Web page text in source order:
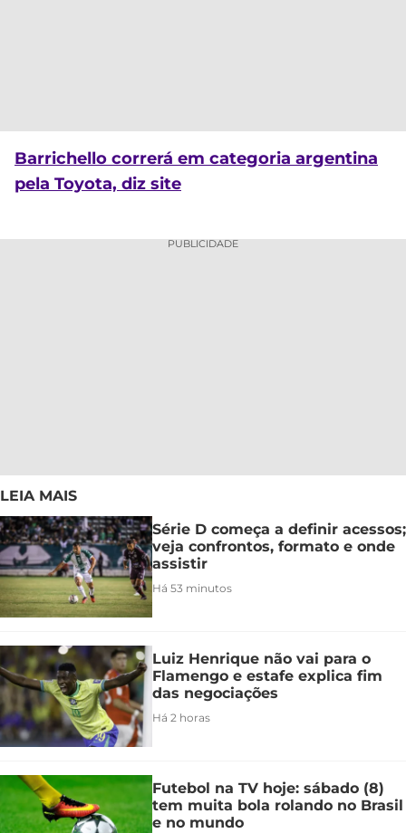
Barrichello correrá em categoria argentina
pela Toyota, diz site
PUBLICIDADE
LEIA MAIS
Série D começa a definir acessos;
veja confrontos, formato e onde
assistir
Há 53 minutos
Luiz Henrique não vai para o
Flamengo e estafe explica fim
das negociações
Há 2 horas
Futebol na TV hoje: sábado (8)
tem muita bola rolando no Brasil
e no mundo